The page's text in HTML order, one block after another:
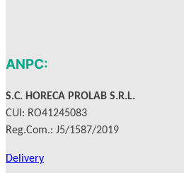
ANPC:
S.C. HORECA PROLAB S.R.L.
CUI: RO41245083
Reg.Com.: J5/1587/2019
Delivery